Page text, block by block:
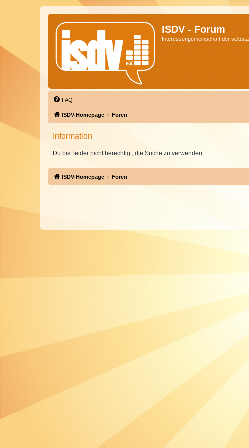
ISDV - Forum
Interessengemeinschaft der
FAQ
ISDV-Homepage Foren
Information
Du bist leider nicht berechtigt, die Suche zu verwenden.
ISDV-Homepage Foren